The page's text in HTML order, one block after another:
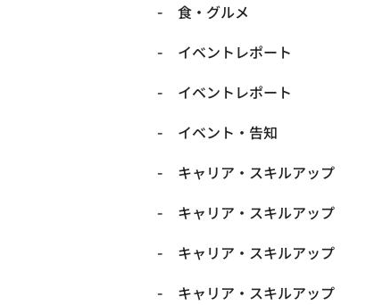
​食・グルメ
イベントレポート
イベントレポート
イベント・告知
キャリア・スキルアップ
キャリア・スキルアップ
キャリア・スキルアップ
キャリア・スキルアップ